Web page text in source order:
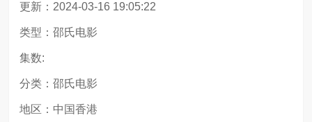
更新：2024-03-16 19:05:22
类型：邵氏电影
集数:
分类：邵氏电影
地区：中国香港